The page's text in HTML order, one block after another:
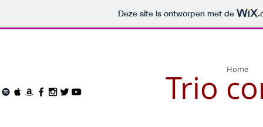
Deze site is ontworpen met de
Trio Home